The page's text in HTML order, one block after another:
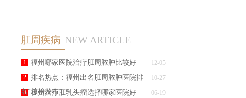
肛周疾病 NEW ARTICLE
12-05
1 福州哪家医院治疗肛周脓肿比较好
10-27
2 排名热点：福州出名肛周脓肿医院排
名“总榜发布” 06-19
3 福州治疗肛乳头瘤选择哪家医院好